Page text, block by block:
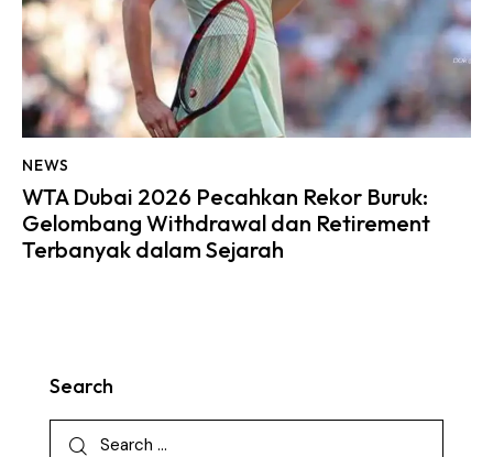
NEWS
WTA Dubai 2026 Pecahkan Rekor Buruk:
Gelombang Withdrawal dan Retirement
Terbanyak dalam Sejarah
Search